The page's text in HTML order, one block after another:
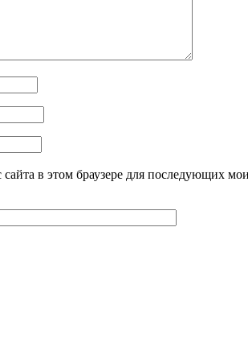
в этом браузере для последующих